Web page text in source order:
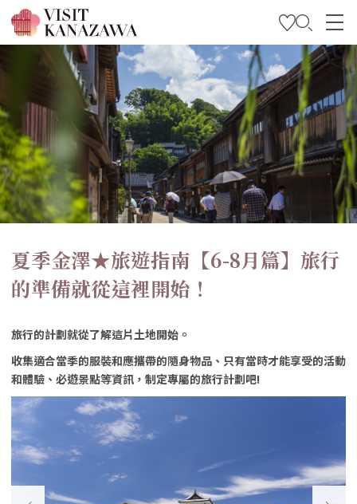
旅遊計畫
Travel Trade and Media
Languages
夏季金澤★旅遊指南【6-8月篇】旅行
的準備就從這裡開始！
旅行的計劃就從了解這片土地開始。
收集適合當季的服裝和應攜帶的隨身物品、只有當時才能享受的活動
和體驗、必遊景點等資訊，制定專屬的旅行計劃吧!